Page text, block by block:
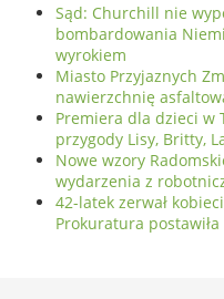
Sąd: Churchill nie
bombardowania
wyrokiem
Miasto Przyjaznych
nawierzchnię
Premiera dla dzieci w
przygody Lisy, Britty,
Nowe wzory
wydarzenia z
42-latek zerwał
Prokuratura